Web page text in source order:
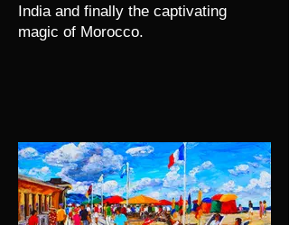
India and finally the captivating
magic of Morocco.